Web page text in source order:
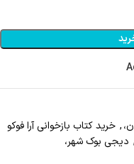
, خرید کتاب بازخوانی آرا فوکو
, دیجی بوک شهر،